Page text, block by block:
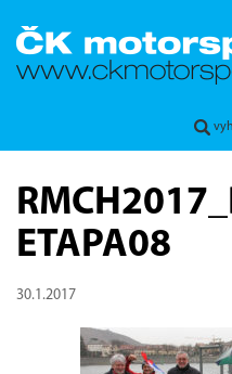
ETAPA08
30.1.2017